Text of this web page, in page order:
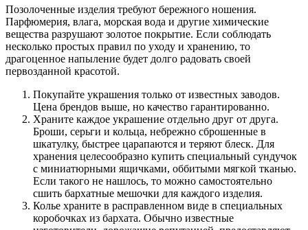
Позолоченные изделия требуют бережного ношения.
Парфюмерия, влага, морская вода и другие химические
вещества разрушают золотое покрытие. Если соблюдать
несколько простых правил по уходу и хранению, то
драгоценное напыление будет долго радовать своей
первозданной красотой.
Покупайте украшения только от известных заводов.
Цена брендов выше, но качество гарантированно.
Храните каждое украшение отдельно друг от друга.
Броши, серьги и кольца, небрежно сброшенные в
шкатулку, быстрее царапаются и теряют блеск. Для
хранения целесообразно купить специальный сундучок
с миниатюрными ящичками, оббитыми мягкой тканью.
Если такого не нашлось, то можно самостоятельно
сшить бархатные мешочки для каждого изделия.
Колье храните в расправленном виде в специальных
коробочках из бархата. Обычно известные